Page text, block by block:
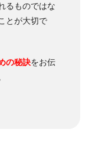
るものではな
とが大切で
の秘訣をお伝